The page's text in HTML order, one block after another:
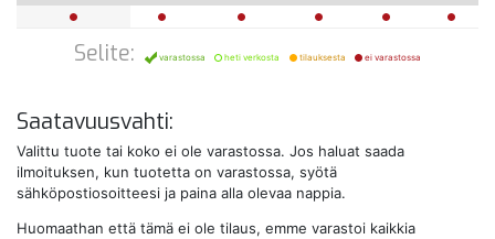
Selite: varastossa heti verkosta tilauksesta ei varastossa
Saatavuusvahti:
Valittu tuote tai koko ei ole varastossa. Jos haluat saada
ilmoituksen, kun tuotetta on varastossa, syötä
sähköpostiosoitteesi ja paina alla olevaa nappia.
Huomaathan että tämä ei ole tilaus, emme varastoi kaikkia